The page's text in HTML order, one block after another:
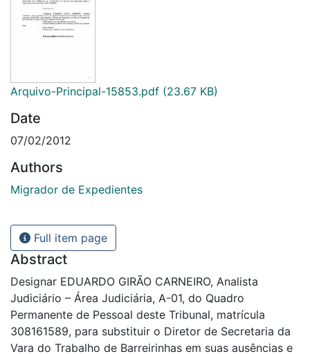
Arquivo-Principal-15853.pdf (23.67 KB)
Date
07/02/2012
Authors
Migrador de Expedientes
Full item page
Abstract
Designar EDUARDO GIRÃO CARNEIRO, Analista
Judiciário – Área Judiciária, A-01, do Quadro
Permanente de Pessoal deste Tribunal, matrícula
308161589, para substituir o Diretor de Secretaria da
Vara do Trabalho de Barreirinhas em suas ausências e